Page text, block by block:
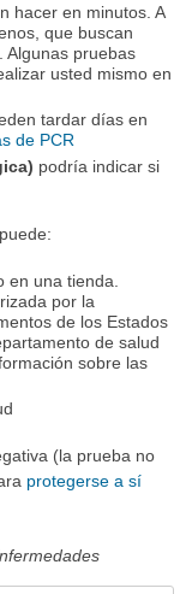
hacer en minutos. A
que buscan
Algunas pruebas
usted mismo en
tardar días en
de PCR
podría indicar si
una tienda.
por la
de los Estados
de salud
sobre las
(la prueba no
protegerse a sí